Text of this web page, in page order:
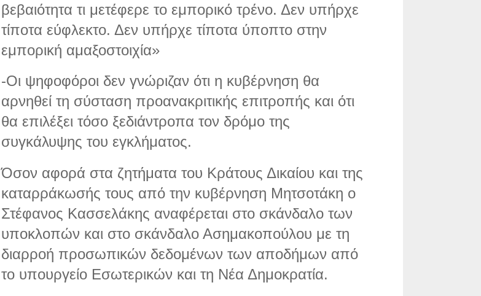
βεβαιότητα τι μετέφερε το εμπορικό τρένο. Δεν υπήρχε
τίποτα εύφλεκτο. Δεν υπήρχε τίποτα ύποπτο στην
εμπορική αμαξοστοιχία»
-Οι ψηφοφόροι δεν γνώριζαν ότι η κυβέρνηση θα
αρνηθεί τη σύσταση προανακριτικής επιτροπής και ότι
θα επιλέξει τόσο ξεδιάντροπα τον δρόμο της
συγκάλυψης του εγκλήματος.
Όσον αφορά στα ζητήματα του Κράτους Δικαίου και της
καταρράκωσής τους από την κυβέρνηση Μητσοτάκη ο
Στέφανος Κασσελάκης αναφέρεται στο σκάνδαλο των
υποκλοπών και στο σκάνδαλο Ασημακοπούλου με τη
διαρροή προσωπικών δεδομένων των αποδήμων από
το υπουργείο Εσωτερικών και τη Νέα Δημοκρατία.